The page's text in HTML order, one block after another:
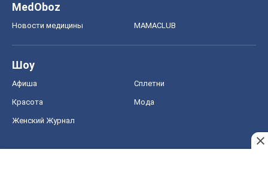
MedOboz
Новости медицины MAMACLUB
Шоу
Афиша Сплетни
Красота Мода
Женский Журнал